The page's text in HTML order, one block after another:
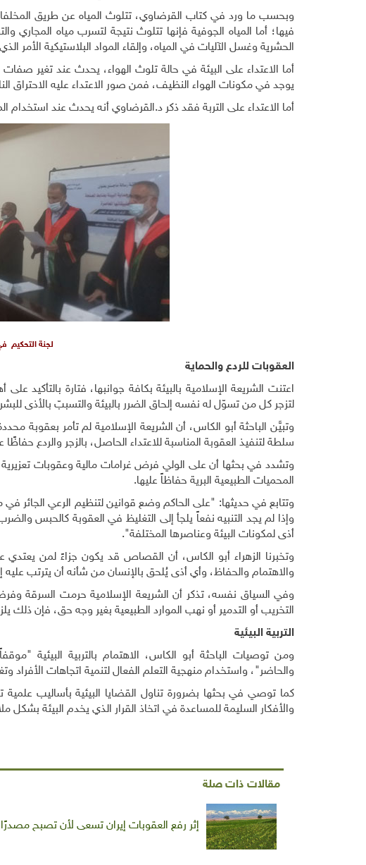
وبحسب ما ورد في كتاب القرضاوي، تتلوث المياه عن طريق المخلفات
فيها؛ أما المياه الجوفية فإنها تتلوث نتيجة لتسرب مياه المجاري
الحشرية وغسل الآليات في المياه، وإلقاء المواد البلاستيكية الأمر
أما الاعتداء على البيئة في حالة تلوث الهواء، يحدث عند تغير صفات
يوجد في مكونات الهواء النظيف، فمن صور الاعتداء عليه الاحتراق
أما الاعتداء على التربة فقد ذكر د.القرضاوي أنه يحدث عند
لجنة التحكيم
العقوبات للردع والحماية
اعتنت الشريعة الإسلامية بالبيئة بكافة جوانبها، فتارة بالتأكيد
لتزجر كل من تسوّل له نفسه إلحاق الضرر بالبيئة والتسببّ بالأذى
وتبيَّن الباحثة أبو الكاس، أن الشريعة الإسلامية لم تأمر بعقوبة
سلطة لتنفيذ العقوبة المناسبة للاعتداء الحاصل، بالزجر والردع حفاظًا
وتشدد في بحثها أن على الولي فرض غرامات مالية وعقوبات تعزيرية؛
المحميات الطبيعية البرية حفاظاً عليها.
وتتابع في حديثها: "على الحاكم وضع قوانين لتنظيم الرعي الجائر في
وإذا لم يجد التنبيه نفعاً يلجأ إلى التغليظ في العقوبة كالحبس
أذى لمكونات البيئة وعناصرها المختلفة".
وتخبرنا الزهراء أبو الكاس، أن القصاص قد يكون جزاءً لمن يعتدي
والاهتمام والحفاظ، وأي أذى يُلحق بالإنسان من شأنه أن يترتب عليه
وفي السياق نفسه، تذكر أن الشريعة الإسلامية حرمت السرقة
التخريب أو التدمير أو نهب الموارد الطبيعية بغير وجه حق، فإن ذلك
التربية البيئية
ومن توصيات الباحثة أبو الكاس، الاهتمام بالتربية البيئية
والحاضر"، واستخدام منهجية التعلم الفعال لتنمية اتجاهات الأفراد
كما توصي في بحثها بضرورة تناول القضايا البيئية بأساليب
والأفكار السليمة للمساعدة في اتخاذ القرار الذي يخدم البيئة
مقالات ذات صلة
إثر رفع العقوبات إيران تسعى لأن تصبح مصدرًا